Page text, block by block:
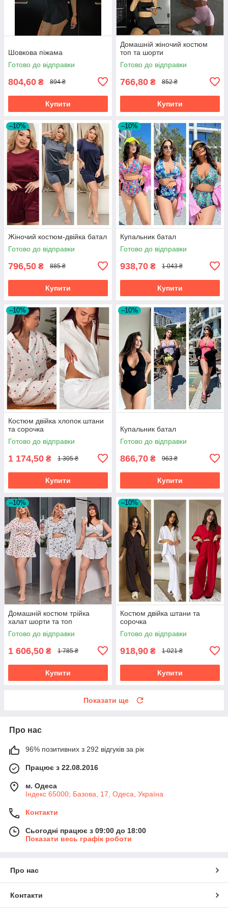
Шовкова піжама
Готово до відправки
804,60 ₴ 894 ₴
Купити
Домашній жіночий костюм
топ та шорти
Готово до відправки
766,80 ₴ 852 ₴
Купити
–10%
Жіночий костюм-двійка батал
Готово до відправки
796,50 ₴ 885 ₴
Купити
–10%
Купальник батал
Готово до відправки
938,70 ₴ 1 043 ₴
Купити
–10%
Костюм двійка хлопок штани
та сорочка
Готово до відправки
1 174,50 ₴ 1 305 ₴
Купити
–10%
Купальник батал
Готово до відправки
866,70 ₴ 963 ₴
Купити
–10%
Домашній костюм трійка
халат шорти та топ
Готово до відправки
1 606,50 ₴ 1 785 ₴
Купити
–10%
Костюм двійка штани та
сорочка
Готово до відправки
918,90 ₴ 1 021 ₴
Купити
Показати ще
Про нас
96% позитивних з 292 відгуків за рік
Працює з 22.08.2016
м. Одеса
Індекс 65000; Базова, 17, Одеса, Україна
Контакти
Сьогодні працює з 09:00 до 18:00
Показати весь графік роботи
Про нас
Контакти